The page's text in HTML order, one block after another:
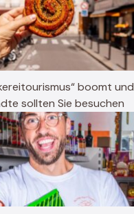
boomt und
sollten Sie besuchen